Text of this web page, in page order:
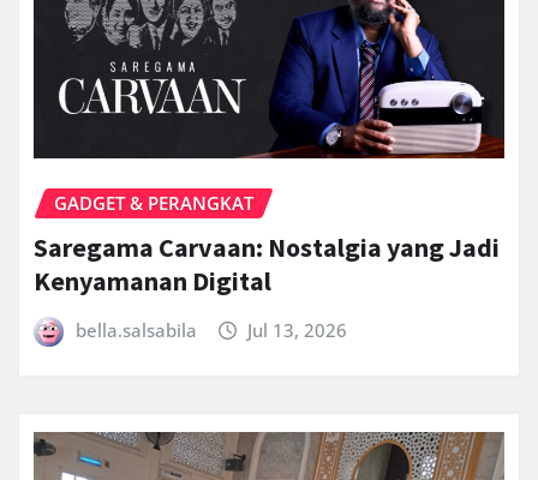
GADGET & PERANGKAT
Saregama Carvaan: Nostalgia yang Jadi
Kenyamanan Digital
bella.salsabila Jul 13, 2026